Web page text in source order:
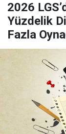
2026
Yüzdelik
Fazla